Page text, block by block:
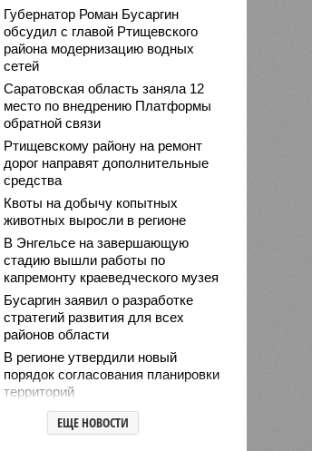
Губернатор Роман Бусаргин
обсудил с главой Ртищевского
района модернизацию водных
сетей
Саратовская область заняла 12
место по внедрению Платформы
обратной связи
Ртищевскому району на ремонт
дорог направят дополнительные
средства
Квоты на добычу копытных
животных выросли в регионе
В Энгельсе на завершающую
стадию вышли работы по
капремонту краеведческого музея
Бусаргин заявил о разработке
стратегий развития для всех
районов области
В регионе утвердили новый
порядок согласования планировки
территорий
17 тысяч исследований на
цифровом флюорографе провели
ЕЩЕ НОВОСТИ